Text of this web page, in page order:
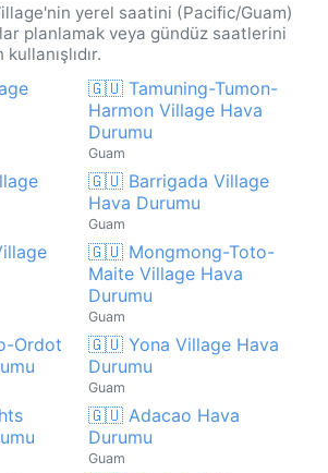
yerel saatini (Pacific/Guam)
planlamak veya gündüz saatlerini
🇬🇺 Tamuning-Tumon-
Harmon Village Hava
Durumu
Guam
🇬🇺 Barrigada Village
Hava Durumu
Guam
🇬🇺 Mongmong-Toto-
Maite Village Hava
Durumu
Guam
Ordot
🇬🇺 Yona Village Hava
Durumu
Guam
🇬🇺 Adacao Hava
Durumu
Guam